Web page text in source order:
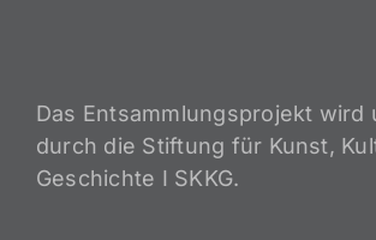
Das Entsammlungsprojekt wird
durch die Stiftung für Kunst,
Geschichte I SKKG.